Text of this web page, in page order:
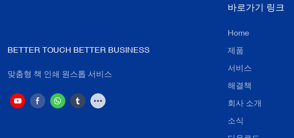
BETTER TOUCH BETTER BUSINESS
맞춤형 책 인쇄 원스톱 서비스
바로가기 링크
Home
제품
서비스
해결책
회사 소개
소식